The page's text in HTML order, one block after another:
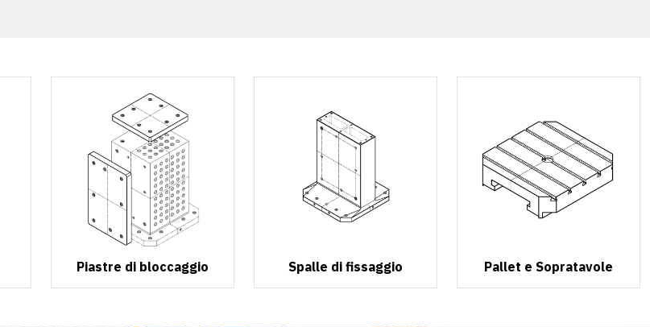
Piastre di bloccaggio Spalle di fissaggio Pallet e Sopratavole